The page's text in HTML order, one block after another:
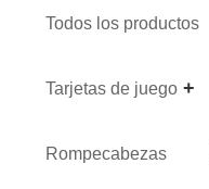
Todos los productos
Tarjetas de juego
Rompecabezas